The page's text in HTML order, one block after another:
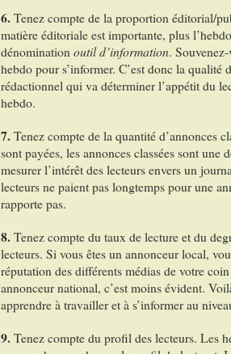
6.Tenez compte de la proportion éditorial/
matière éditoriale est importante, plus
dénomination outil d’information.
hebdo pour s’informer. C’est donc la qualité
rédactionnel qui va déterminer l’appétit du
hebdo.
7.Tenez compte de la quantité d’annonces
sont payées, les annonces classées sont une
mesurer l’intérêt des lecteurs envers un
lecteurs ne paient pas longtemps pour une
rapporte pas.
8.Tenez compte du taux de lecture et du
lecteurs. Si vous êtes un annonceur local,
réputation des différents médias de votre
annonceur national, c’est moins évident.
apprendre à travailler et à s’informer au
9.Tenez compte du profil des lecteurs. Les